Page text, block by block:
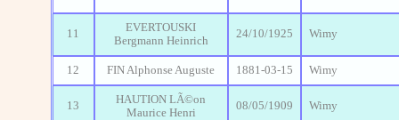
11
EVERTOUSKI
Bergmann Heinrich
24/10/1925 Wimy
12 FIN Alphonse Auguste 1881-03-15 Wimy
13
HAUTION LÃ©on
Maurice Henri
08/05/1909 Wimy